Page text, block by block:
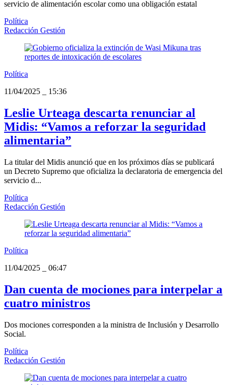
servicio de alimentación escolar como una obligación estatal
Política
Redacción Gestión
Política
11/04/2025
15:36
Leslie Urteaga descarta renunciar al
Midis: “Vamos a reforzar la seguridad
alimentaria”
La titular del Midis anunció que en los próximos días se publicará
un Decreto Supremo que oficializa la declaratoria de emergencia del
servicio d...
Política
Redacción Gestión
Política
11/04/2025
06:47
Dan cuenta de mociones para interpelar a
cuatro ministros
Dos mociones corresponden a la ministra de Inclusión y Desarrollo
Social.
Política
Redacción Gestión